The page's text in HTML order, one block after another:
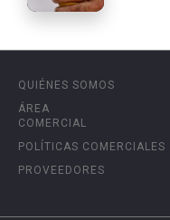
QUIÉNES SOMOS
ÁREA
COMERCIAL
POLÍTICAS COMERCIALES
PROVEEDORES